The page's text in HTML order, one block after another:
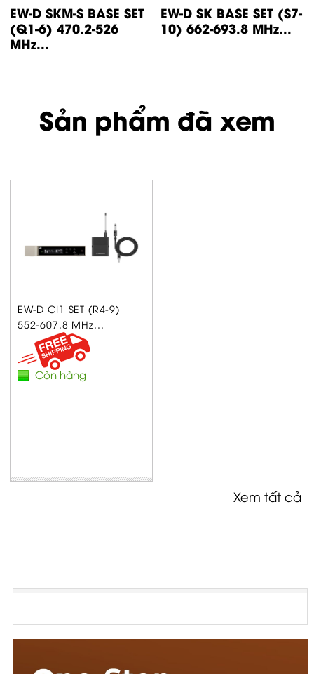
EW-D SKM-S BASE SET
(Q1-6) 470.2-526
MHz...
EW-D SK BASE SET (S7-
10) 662-693.8 MHz...
Sản phẩm đã xem
EW-D CI1 SET (R4-9)
552-607.8 MHz...
Còn hàng
Xem tất cả